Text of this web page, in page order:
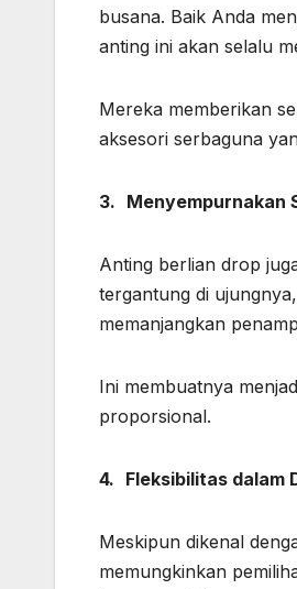
busana. Baik Anda
anting ini akan selalu
Mereka memberikan
aksesori serbaguna
3. Menyempurnakan
Anting berlian drop
tergantung di
memanjangkan
Ini membuatnya
proporsional.
4. Fleksibilitas dalam
Meskipun dikenal
memungkinkan